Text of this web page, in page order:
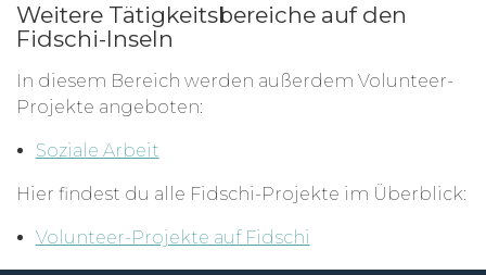
Weitere Tätigkeitsbereiche auf den
Fidschi-Inseln
In diesem Bereich werden außerdem Volunteer-
Projekte angeboten:
Soziale Arbeit
Hier findest du alle Fidschi-Projekte im Überblick:
Volunteer-Projekte auf Fidschi